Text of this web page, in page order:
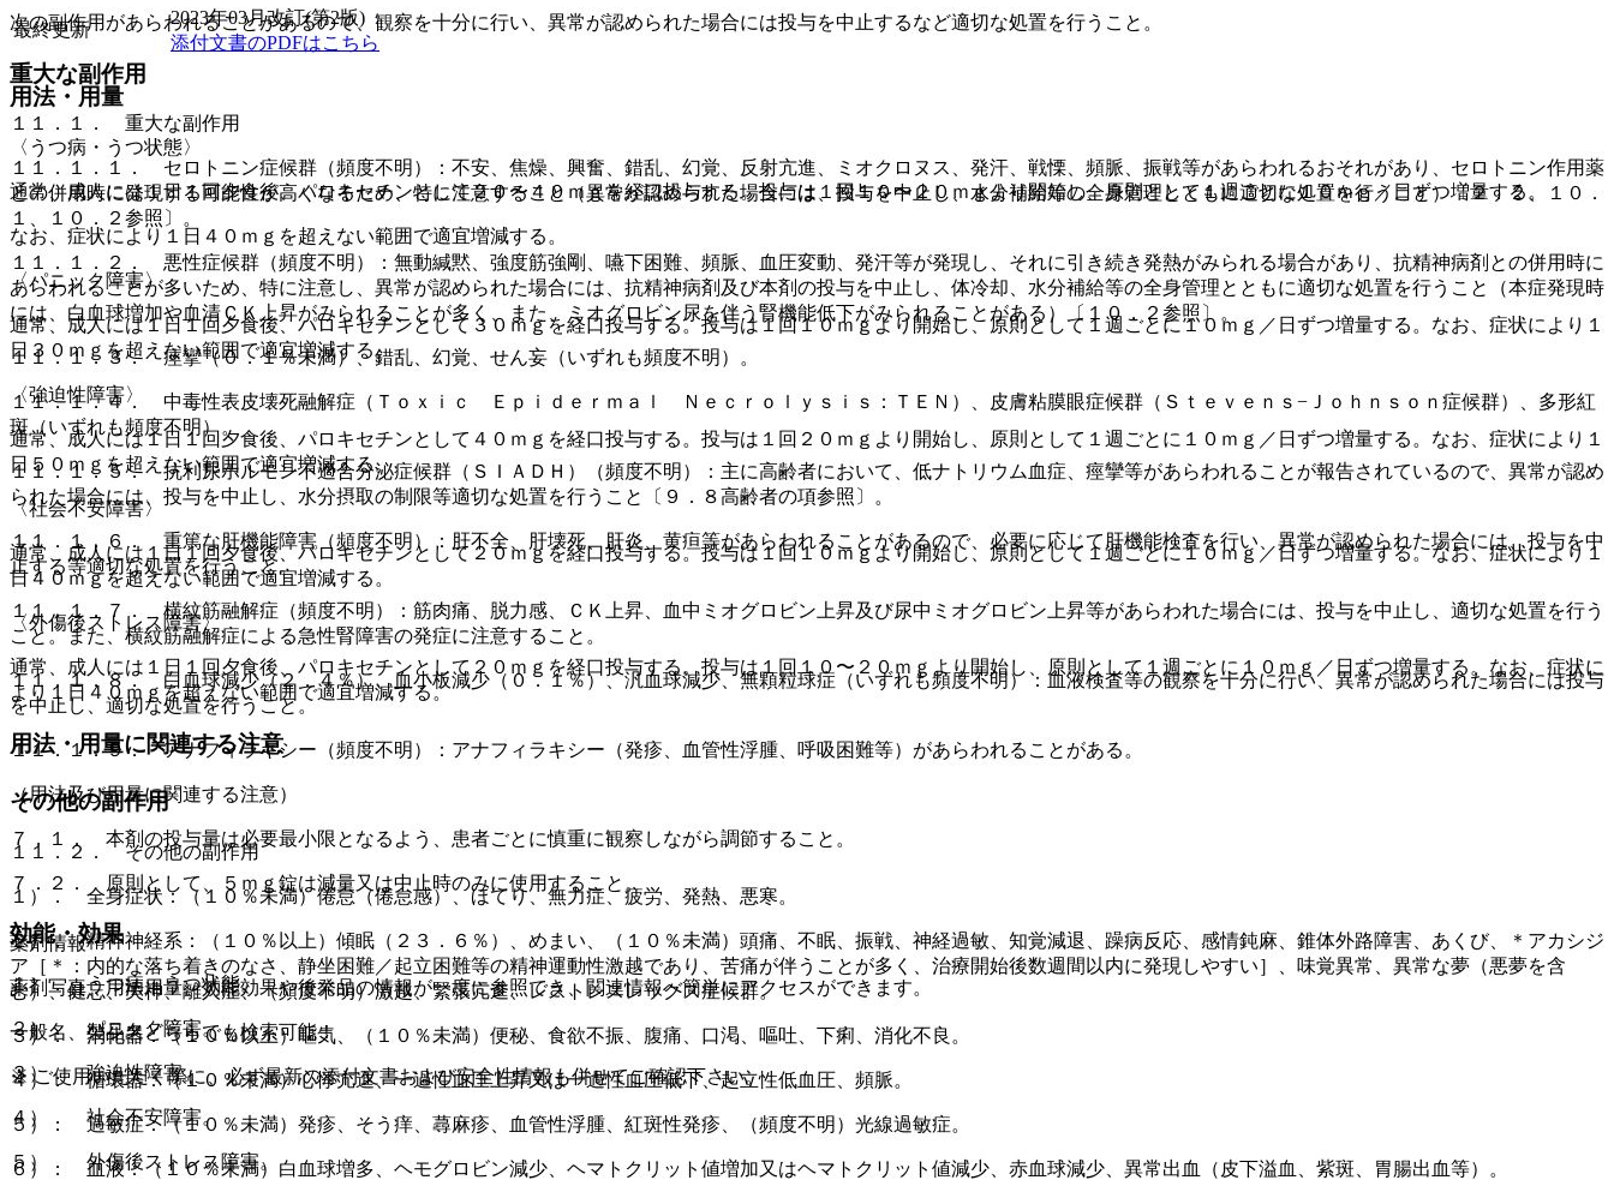
次の副作用があらわれることがあるので、観察を十分に行い、異常が認められた場合には投与を中止するなど適切な処置を行うこと。
重大な副作用
１１．１． 重大な副作用
１１．１．１． セロトニン症候群（頻度不明）：不安、焦燥、興奮、錯乱、幻覚、反射亢進、ミオクロヌス、発汗、戦慄、頻脈、振戦等があらわれるおそれがあり、セロトニン作用薬
との併用時に発現する可能性が高くなるため、特に注意すること（異常が認められた場合には、投与を中止し、水分補給等の全身管理とともに適切な処置を行うこと）〔２．２、１０．
１、１０．２参照〕。
１１．１．２． 悪性症候群（頻度不明）：無動緘黙、強度筋強剛、嚥下困難、頻脈、血圧変動、発汗等が発現し、それに引き続き発熱がみられる場合があり、抗精神病剤との併用時に
あらわれることが多いため、特に注意し、異常が認められた場合には、抗精神病剤及び本剤の投与を中止し、体冷却、水分補給等の全身管理とともに適切な処置を行うこと（本症発現時
には、白血球増加や血清ＣＫ上昇がみられることが多く、また、ミオグロビン尿を伴う腎機能低下がみられることがある）〔１０．２参照〕。
１１．１．３． 痙攣（０．１％未満）、錯乱、幻覚、せん妄（いずれも頻度不明）。
１１．１．４． 中毒性表皮壊死融解症（Ｔｏｘｉｃ Ｅｐｉｄｅｒｍａｌ Ｎｅｃｒｏｌｙｓｉｓ：ＴＥＮ）、皮膚粘膜眼症候群（Ｓｔｅｖｅｎｓ−Ｊｏｈｎｓｏｎ症候群）、多形紅
斑（いずれも頻度不明）。
１１．１．５． 抗利尿ホルモン不適合分泌症候群（ＳＩＡＤＨ）（頻度不明）：主に高齢者において、低ナトリウム血症、痙攣等があらわれることが報告されているので、異常が認め
られた場合には、投与を中止し、水分摂取の制限等適切な処置を行うこと〔９．８高齢者の項参照〕。
１１．１．６． 重篤な肝機能障害（頻度不明）：肝不全、肝壊死、肝炎、黄疸等があらわれることがあるので、必要に応じて肝機能検査を行い、異常が認められた場合には、投与を中
止する等適切な処置を行うこと。
１１．１．７． 横紋筋融解症（頻度不明）：筋肉痛、脱力感、ＣＫ上昇、血中ミオグロビン上昇及び尿中ミオグロビン上昇等があらわれた場合には、投与を中止し、適切な処置を行う
こと。また、横紋筋融解症による急性腎障害の発症に注意すること。
１１．１．８． 白血球減少（２．４％）、血小板減少（０．１％）、汎血球減少、無顆粒球症（いずれも頻度不明）：血液検査等の観察を十分に行い、異常が認められた場合には投与
を中止し、適切な処置を行うこと。
１１．１．９． アナフィラキシー（頻度不明）：アナフィラキシー（発疹、血管性浮腫、呼吸困難等）があらわれることがある。
その他の副作用
１１．２． その他の副作用
１）． 全身症状：（１０％未満）倦怠（倦怠感）、ほてり、無力症、疲労、発熱、悪寒。
２）． 精神神経系：（１０％以上）傾眠（２３．６％）、めまい、（１０％未満）頭痛、不眠、振戦、神経過敏、知覚減退、躁病反応、感情鈍麻、錐体外路障害、あくび、＊アカシジ
ア［＊：内的な落ち着きのなさ、静坐困難／起立困難等の精神運動性激越であり、苦痛が伴うことが多く、治療開始後数週間以内に発現しやすい］、味覚異常、異常な夢（悪夢を含
む）、健忘、失神、離人症、（頻度不明）激越、緊張亢進、レストレスレッグス症候群。
３）． 消化器：（１０％以上）嘔気、（１０％未満）便秘、食欲不振、腹痛、口渇、嘔吐、下痢、消化不良。
４）． 循環器：（１０％未満）心悸亢進、一過性血圧上昇又は一過性血圧低下、起立性低血圧、頻脈。
５）． 過敏症：（１０％未満）発疹、そう痒、蕁麻疹、血管性浮腫、紅斑性発疹、（頻度不明）光線過敏症。
６）． 血液：（１０％未満）白血球増多、ヘモグロビン減少、ヘマトクリット値増加又はヘマトクリット値減少、赤血球減少、異常出血（皮下溢血、紫斑、胃腸出血等）。
最終更新
2023年03月改訂(第2版)
添付文書のPDFはこちら
用法・用量
〈うつ病・うつ状態〉
通常、成人には１日１回夕食後、パロキセチンとして２０〜４０ｍｇを経口投与する。投与は１回１０〜２０ｍｇより開始し、原則として１週ごとに１０ｍｇ／日ずつ増量する。
なお、症状により１日４０ｍｇを超えない範囲で適宜増減する。
〈パニック障害〉
通常、成人には１日１回夕食後、パロキセチンとして３０ｍｇを経口投与する。投与は１回１０ｍｇより開始し、原則として１週ごとに１０ｍｇ／日ずつ増量する。なお、症状により１
日３０ｍｇを超えない範囲で適宜増減する。
〈強迫性障害〉
通常、成人には１日１回夕食後、パロキセチンとして４０ｍｇを経口投与する。投与は１回２０ｍｇより開始し、原則として１週ごとに１０ｍｇ／日ずつ増量する。なお、症状により１
日５０ｍｇを超えない範囲で適宜増減する。
〈社会不安障害〉
通常、成人には１日１回夕食後、パロキセチンとして２０ｍｇを経口投与する。投与は１回１０ｍｇより開始し、原則として１週ごとに１０ｍｇ／日ずつ増量する。なお、症状により１
日４０ｍｇを超えない範囲で適宜増減する。
〈外傷後ストレス障害〉
通常、成人には１日１回夕食後、パロキセチンとして２０ｍｇを経口投与する。投与は１回１０〜２０ｍｇより開始し、原則として１週ごとに１０ｍｇ／日ずつ増量する。なお、症状に
より１日４０ｍｇを超えない範囲で適宜増減する。
用法・用量に関連する注意
（用法及び用量に関連する注意）
７．１． 本剤の投与量は必要最小限となるよう、患者ごとに慎重に観察しながら調節すること。
７．２． 原則として、５ｍｇ錠は減量又は中止時のみに使用すること。
効能・効果
１）． うつ病・うつ状態。
２）． パニック障害。
３）． 強迫性障害。
４）． 社会不安障害。
５）． 外傷後ストレス障害。
薬剤情報
薬剤写真、用法用量、効能効果や後発品の情報が一度に参照でき、関連情報へ簡単にアクセスができます。
一般名、製品名どちらでも検索可能！
※ ご使用いただく際に、必ず最新の添付文書および安全性情報も併せてご確認下さい。